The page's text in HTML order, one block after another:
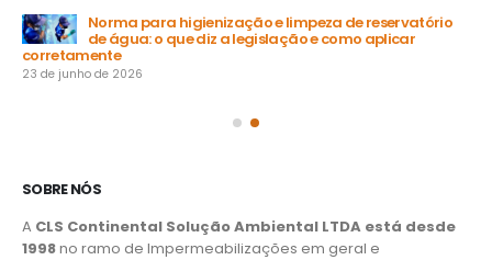
Norma para higienização e limpeza de reservatório
de água: o que diz a legislação e como aplicar
corretamente
23 de junho de 2026
SOBRE NÓS
A CLS Continental Solução Ambiental LTDA está desde
1998no ramo de Impermeabilizações em geral e